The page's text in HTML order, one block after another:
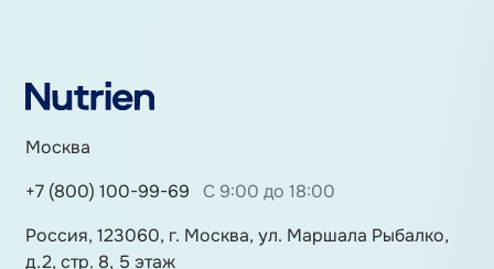
Москва
+7 (800) 100-99-69
С 9:00 до 18:00
Россия, 123060, г. Москва, ул. Маршала Рыбалко,
д.2, стр. 8, 5 этаж